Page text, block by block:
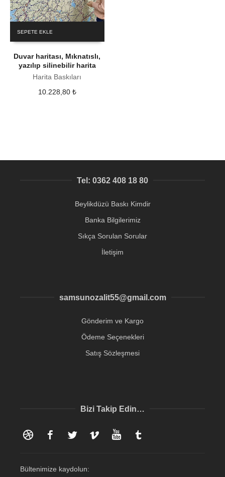
SEPETE EKLE
Duvar haritası, Mıknatıslı,
yazılıp silinebilir harita
Harita Baskıları
10.228,80 ₺
Tel: 0362 408 18 80
Beylikdüzü Baskı Kimdir
Banka Bilgilerimiz
Sıkça Sorulan Sorular
İletişim
samsunozalit55@gmail.com
Gönderim ve Kargo
Ödeme Seçenekleri
Satış Sözleşmesi
Bizi Takip Edin…
Dribbble FacebookTwitter Vimeo YouTube
Bültenimize kaydolun: